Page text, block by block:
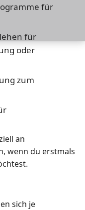
für
für
oder
zum
an
wenn du erstmals
sich je